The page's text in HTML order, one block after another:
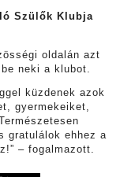
Szülők Klubja
oldalán azt
neki a klubot.
küzdenek azok
gyermekeiket,
gratulálok ehhez a
– fogalmazott.